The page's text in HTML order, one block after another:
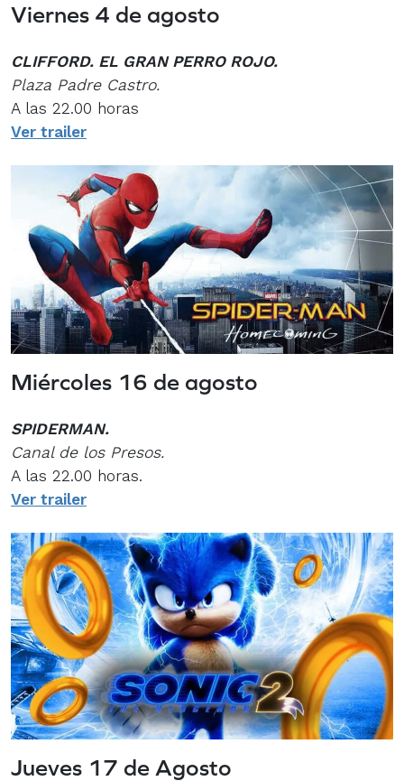
Viernes 4 de agosto
CLIFFORD. EL GRAN PERRO ROJO.
Plaza Padre Castro.
A las 22.00 horas
Ver trailer
Miércoles 16 de agosto
SPIDERMAN.
Canal de los Presos.
A las 22.00 horas.
Ver trailer
Jueves 17 de Agosto